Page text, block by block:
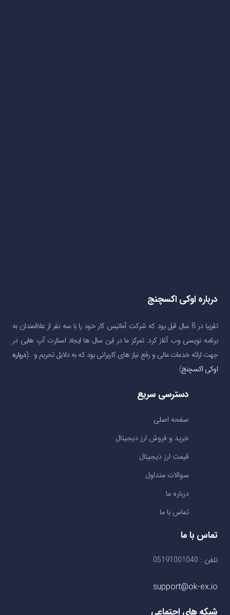
درباره اوکی اکسچنج
تقریبا در 8 سال قبل بود که شرکت آماتیس کار خود را با سه نفر از علاقمندان به
برنامه نویسی وب آغاز کرد. تمرکز ما در این سال ها ایجاد استارت آپ هایی در
جهت ارائه خدمات مالی و رفع نیاز های کاربرانی بود که به دلایل تحریم و …(درباره
اوکی اکسچنج)
دسترسی سریع
صفحه اصلی
خرید و فروش ارز دیجیتال
قیمت ارز دیجیتال
سوالات متداول
درباره ما
تماس با ما
تماس با ما
تلفن : 05191001040
support@ok-ex.io